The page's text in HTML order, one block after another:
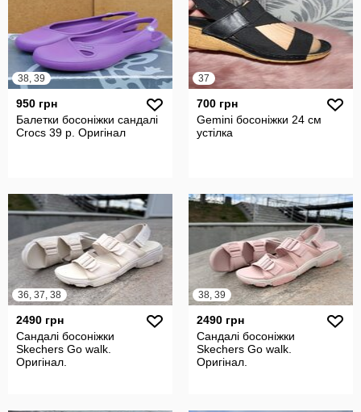
38, 39
950 грн
Балетки босоніжки сандалі
Crocs 39 р. Оригінал
37
700 грн
Gemini босоніжки 24 см
устілка
36, 37, 38
2490 грн
Сандалі босоніжки
Skechers Go walk.
Оригінал.
38, 39
2490 грн
Сандалі босоніжки
Skechers Go walk.
Оригінал.